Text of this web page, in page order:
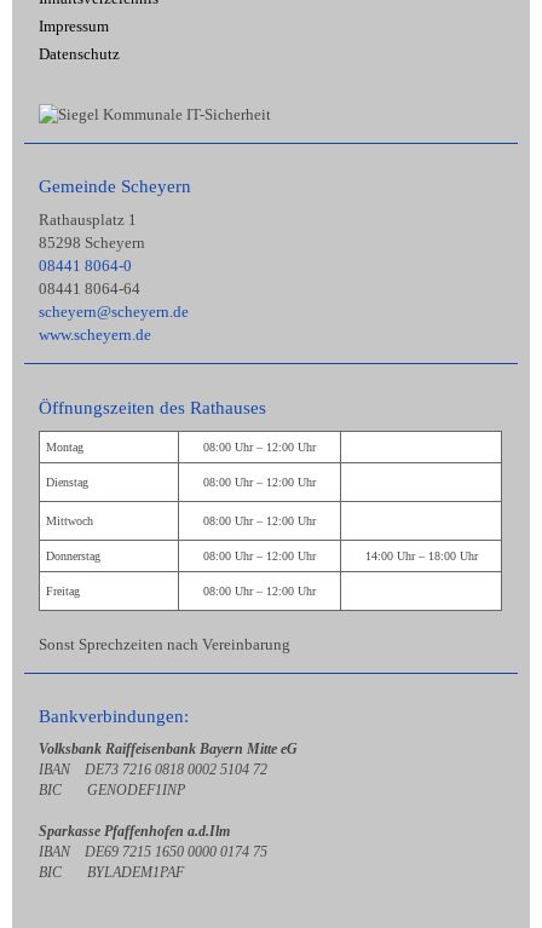
Impressum
Datenschutz
Gemeinde Scheyern
Rathausplatz 1
85298 Scheyern
08441 8064-0
08441 8064-64
scheyern@scheyern.de
www.scheyern.de
Öffnungszeiten des Rathauses
Montag 08:00 Uhr – 12:00 Uhr
Dienstag 08:00 Uhr – 12:00 Uhr
Mittwoch 08:00 Uhr – 12:00 Uhr
Donnerstag 08:00 Uhr – 12:00 Uhr 14:00 Uhr – 18:00 Uhr
Freitag 08:00 Uhr – 12:00 Uhr
Sonst Sprechzeiten nach Vereinbarung
Bankverbindungen:
Volksbank Raiffeisenbank Bayern Mitte eG
IBAN DE73 7216 0818 0002 5104 72
BIC GENODEF1INP
Sparkasse Pfaffenhofen a.d.Ilm
IBAN DE69 7215 1650 0000 0174 75
BIC BYLADEM1PAF